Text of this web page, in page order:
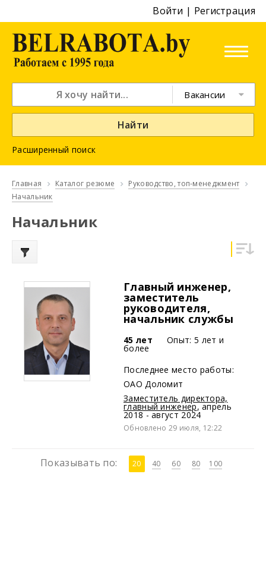
Войти | Регистрация
Вакансии
Найти
Расширенный поиск
Главная Каталог резюме
Руководство, топ-менеджмент
Начальник
Начальник
Главный инженер,
заместитель
руководителя,
начальник службы
45 лет Опыт: 5 лет и
более
Последнее место работы:
ОАО Доломит
Заместитель директора,
главный инженер,апрель
2018 - август 2024
Обновлено 29 июля, 12:22
Показывать по: 20 40 60 80 100